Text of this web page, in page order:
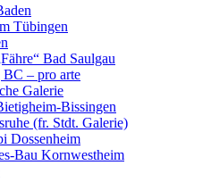
für Künstler
Tübingen
Bad Saulgau
– pro arte
Galerie
Bissingen
(fr. Stdt. Galerie)
Dossenheim
Bau Kornwestheim